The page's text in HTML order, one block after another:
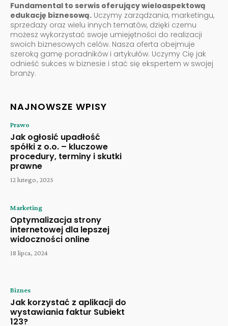
Fundamental to serwis oferujący wieloaspektową
edukację biznesową. Uczymy zarządzania, marketingu,
sprzedaży oraz wielu innych tematów, dzięki czemu
możesz wykorzystać swoje umiejętności do realizacji
swoich biznesowych celów. Nasza oferta obejmuje
szeroką gamę poradników i artykułów. Uczymy Cię jak
odnieść sukces w biznesie i stać się ekspertem w swojej
branży.
NAJNOWSZE WPISY
Prawo
Jak ogłosić upadłość
spółki z o.o. – kluczowe
procedury, terminy i skutki
prawne
12 lutego, 2025
Marketing
Optymalizacja strony
internetowej dla lepszej
widoczności online
18 lipca, 2024
Biznes
Jak korzystać z aplikacji do
wystawiania faktur Subiekt
123?